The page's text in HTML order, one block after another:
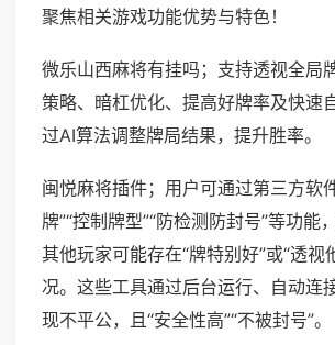
聚焦相关游戏功能优势与特色！
微乐山西麻将有挂吗；支持透视全局
策略、暗杠优化、提高好牌率及快速
过AI算法调整牌局结果，提升胜率。
闽悦麻将插件；用户可通过第三方软
牌”“控制牌型”“防检测防封号”等功能
其他玩家可能存在“牌特别好”或“透视
况。这些工具通过后台运行、自动连
现不平公，且“安全性高”“不被封号”。